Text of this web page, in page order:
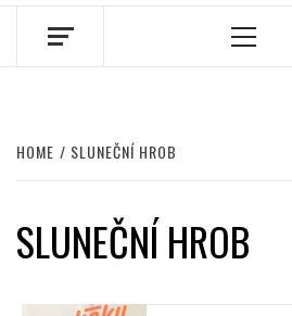
Primary
HOME SLUNEČNÍ HROB
SLUNEČNÍ HROB